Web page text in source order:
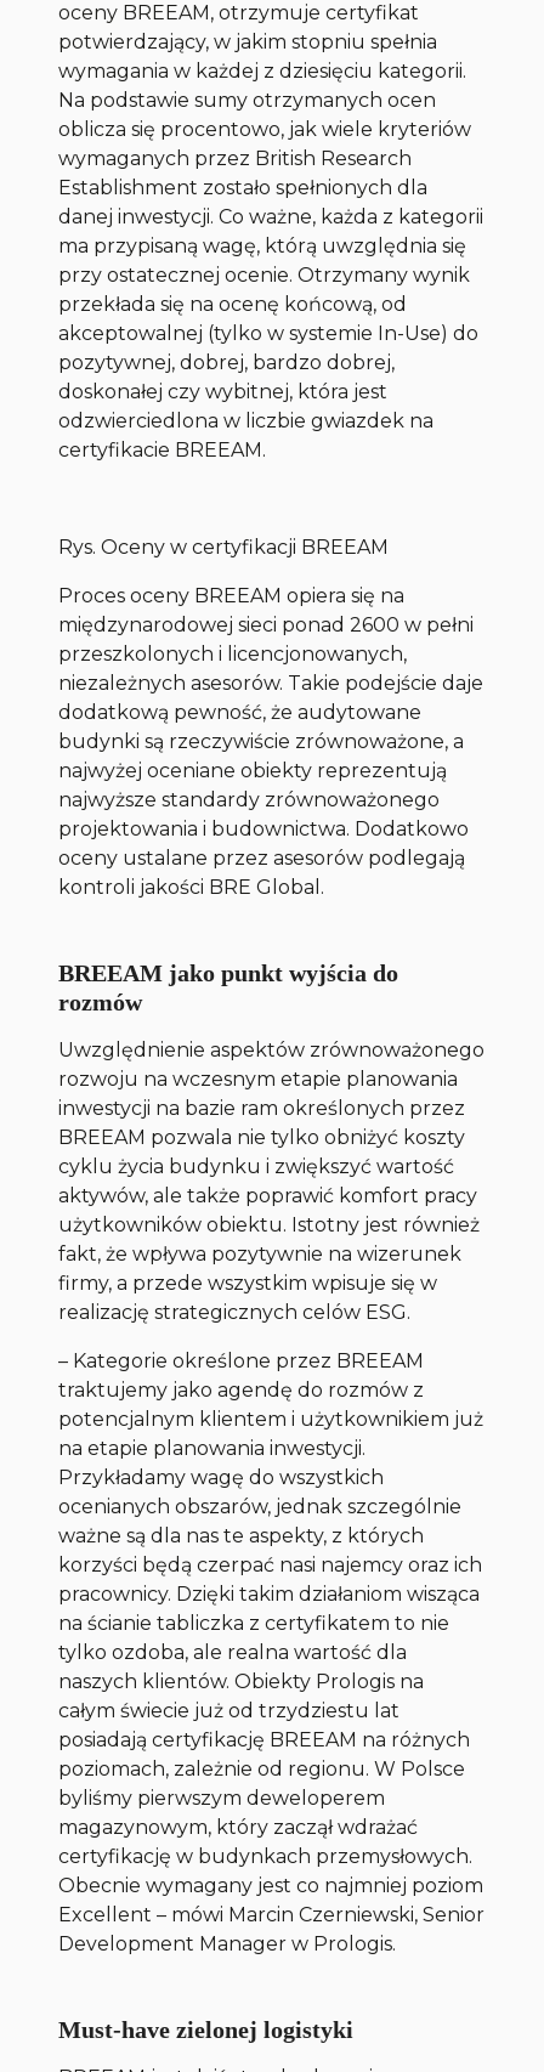
oceny BREEAM, otrzymuje certyfikat
potwierdzający, w jakim stopniu spełnia
wymagania w każdej z dziesięciu kategorii.
Na podstawie sumy otrzymanych ocen
oblicza się procentowo, jak wiele kryteriów
wymaganych przez British Research
Establishment zostało spełnionych dla
danej inwestycji. Co ważne, każda z kategorii
ma przypisaną wagę, którą uwzględnia się
przy ostatecznej ocenie. Otrzymany wynik
przekłada się na ocenę końcową, od
akceptowalnej (tylko w systemie In-Use) do
pozytywnej, dobrej, bardzo dobrej,
doskonałej czy wybitnej, która jest
odzwierciedlona w liczbie gwiazdek na
certyfikacie BREEAM.
Rys. Oceny w certyfikacji BREEAM
Proces oceny BREEAM opiera się na
międzynarodowej sieci ponad 2600 w pełni
przeszkolonych i licencjonowanych,
niezależnych asesorów. Takie podejście daje
dodatkową pewność, że audytowane
budynki są rzeczywiście zrównoważone, a
najwyżej oceniane obiekty reprezentują
najwyższe standardy zrównoważonego
projektowania i budownictwa. Dodatkowo
oceny ustalane przez asesorów podlegają
kontroli jakości BRE Global.
BREEAM jako punkt wyjścia do
rozmów
Uwzględnienie aspektów zrównoważonego
rozwoju na wczesnym etapie planowania
inwestycji na bazie ram określonych przez
BREEAM pozwala nie tylko obniżyć koszty
cyklu życia budynku i zwiększyć wartość
aktywów, ale także poprawić komfort pracy
użytkowników obiektu. Istotny jest również
fakt, że wpływa pozytywnie na wizerunek
firmy, a przede wszystkim wpisuje się w
realizację strategicznych celów ESG.
– Kategorie określone przez BREEAM
traktujemy jako agendę do rozmów z
potencjalnym klientem i użytkownikiem już
na etapie planowania inwestycji.
Przykładamy wagę do wszystkich
ocenianych obszarów, jednak szczególnie
ważne są dla nas te aspekty, z których
korzyści będą czerpać nasi najemcy oraz ich
pracownicy. Dzięki takim działaniom wisząca
na ścianie tabliczka z certyfikatem to nie
tylko ozdoba, ale realna wartość dla
naszych klientów. Obiekty Prologis na
całym świecie już od trzydziestu lat
posiadają certyfikację BREEAM na różnych
poziomach, zależnie od regionu. W Polsce
byliśmy pierwszym deweloperem
magazynowym, który zaczął wdrażać
certyfikację w budynkach przemysłowych.
Obecnie wymagany jest co najmniej poziom
Excellent – mówi Marcin Czerniewski, Senior
Development Manager w Prologis.
Must-have zielonej logistyki